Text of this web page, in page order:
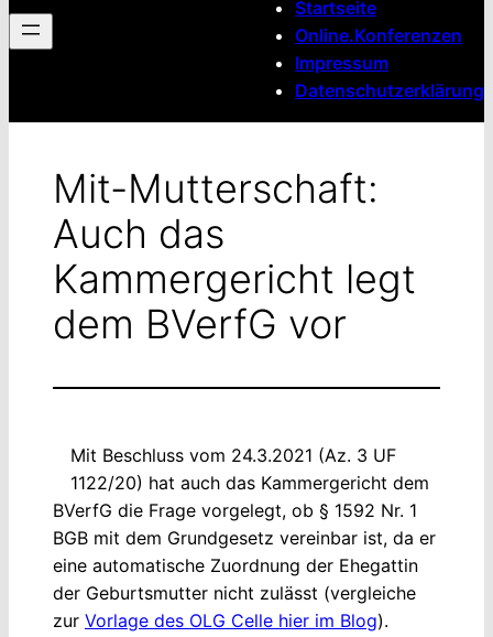
Startseite
Online.Konferenzen
Impressum
Datenschutzerklärung
Mit-Mutterschaft:
Auch das
Kammergericht legt
dem BVerfG vor
Mit Beschluss vom 24.3.2021 (Az. 3 UF
1122/20) hat auch das Kammergericht dem
BVerfG die Frage vorgelegt, ob § 1592 Nr. 1
BGB mit dem Grundgesetz vereinbar ist, da er
eine automatische Zuordnung der Ehegattin
der Geburtsmutter nicht zulässt (vergleiche
zur Vorlage des OLG Celle hier im Blog).